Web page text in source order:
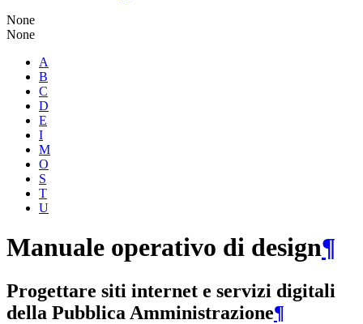
None
None
A
B
C
D
E
I
M
O
S
T
U
Manuale operativo di design¶
Progettare siti internet e servizi digitali
della Pubblica Amministrazione¶